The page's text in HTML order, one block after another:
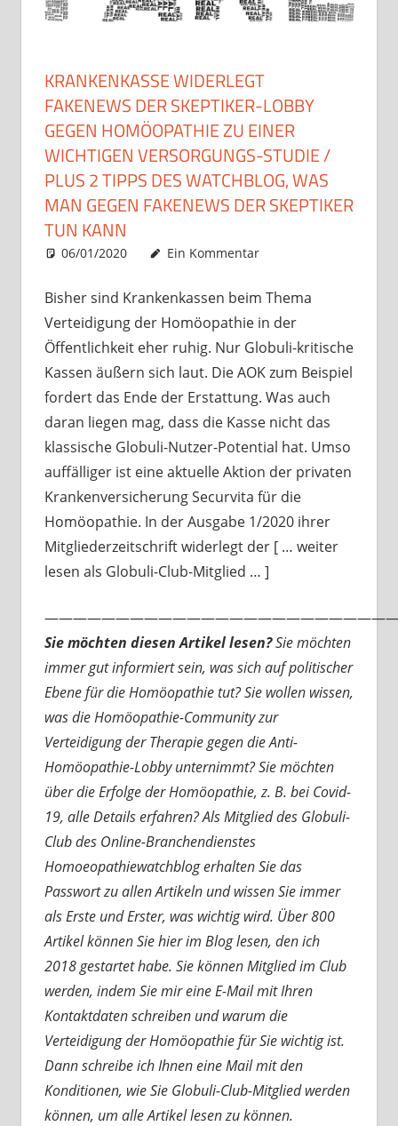
KRANKENKASSE WIDERLEGT
FAKENEWS DER SKEPTIKER-LOBBY
GEGEN HOMÖOPATHIE ZU EINER
WICHTIGEN VERSORGUNGS-STUDIE /
PLUS 2 TIPPS DES WATCHBLOG, WAS
MAN GEGEN FAKENEWS DER SKEPTIKER
TUN KANN
06/01/2020 Christian J. Becker
Allgemein
Ein Kommentar
Bisher sind Krankenkassen beim Thema
Verteidigung der Homöopathie in der
Öffentlichkeit eher ruhig. Nur Globuli-kritische
Kassen äußern sich laut. Die AOK zum Beispiel
fordert das Ende der Erstattung. Was auch
daran liegen mag, dass die Kasse nicht das
klassische Globuli-Nutzer-Potential hat. Umso
auffälliger ist eine aktuelle Aktion der privaten
Krankenversicherung Securvita für die
Homöopathie. In der Ausgabe 1/2020 ihrer
Mitgliederzeitschrift widerlegt der [ … weiter
lesen als Globuli-Club-Mitglied … ]
Sie möchten diesen Artikel lesen?Sie möchten
immer gut informiert sein, was sich auf politischer
Ebene für die Homöopathie tut? Sie wollen wissen,
was die Homöopathie-Community zur
Verteidigung der Therapie gegen die Anti-
Homöopathie-Lobby unternimmt? Sie möchten
über die Erfolge der Homöopathie, z. B. bei Covid-
19, alle Details erfahren? Als Mitglied des Globuli-
Club des Online-Branchendienstes
Homoeopathiewatchblog erhalten Sie das
Passwort zu allen Artikeln und wissen Sie immer
als Erste und Erster, was wichtig wird. Über 800
Artikel können Sie hier im Blog lesen, den ich
2018 gestartet habe. Sie können Mitglied im Club
werden, indem Sie mir eine E-Mail mit Ihren
Kontaktdaten schreiben und warum die
Verteidigung der Homöopathie für Sie wichtig ist.
Dann schreibe ich Ihnen eine Mail mit den
Konditionen, wie Sie Globuli-Club-Mitglied werden
können, um alle Artikel lesen zu können.